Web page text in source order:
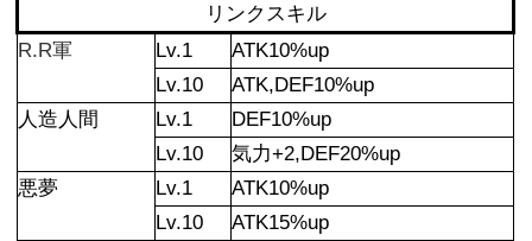
リンクスキル
R.R軍
Lv.1
ATK10%up
Lv.10
ATK,DEF10%up
人造人間
Lv.1
DEF10%up
Lv.10
気力+2,DEF20%up
悪夢
Lv.1
ATK10%up
Lv.10
ATK15%up